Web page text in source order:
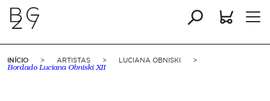
INÍCIO > ARTISTAS > LUCIANA OBNISKI
>
Bordado Luciana Obniski XII